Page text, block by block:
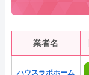
業者名
ハウスラボホーム